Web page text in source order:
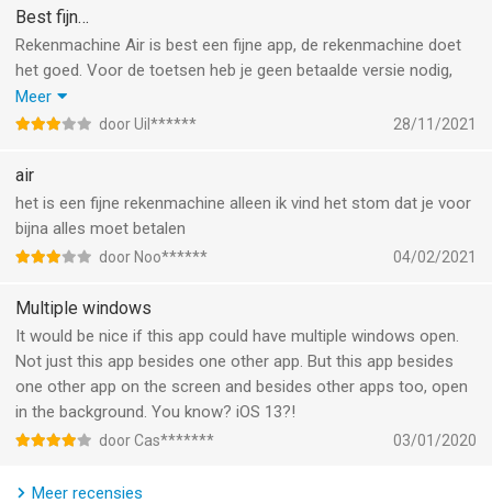
---
Het abonnement wordt in rekening gebracht via je iTunes-
account bij de bevestiging van de aankoop en wordt
automatisch verlengd, tenzij je het minstens 24 uur vóór het
einde van de huidige periode annuleert. Je kunt je abonnement
Als je je in de Europese Unie bevindt en je je bestelling wilt
annuleren, heb je daar 14 dagen de tijd voor. Volg de stappen
die worden aangegeven in de Apple App Store. Let op: als je de
(bijvoorbeeld door de app te openen en te gebruiken), kun je je
bestelling niet annuleren en krijg je geen terugbetaling.
Verbind met ons via:
Web: https://airapps.co
LinkedIn: https://www.linkedin.com/company/airapps
Facebook: https://www.facebook.com/airappsco
Best fijn…
Rekenmachine Air is best een fijne app, de rekenmachine doet
het goed. Voor de toetsen heb je geen betaalde versie nodig,
maar helaas wel voor andere hele fijne voordelen. Licht thema
kan ook alleen maar met een abonnement, supervervelend want
app gebruikt, gevraagd wordt om een abonnement op de
betaalde versie te nemen. Fijn als je op zoek bent naar een
rekenmachine, maar niet heel gebruiksvriendelijk.
Meer
door Uil****** 28/11/2021
air
het is een fijne rekenmachine alleen ik vind het stom dat je voor
bijna alles moet betalen
door Noo****** 04/02/2021
Multiple windows
It would be nice if this app could have multiple windows open.
Not just this app besides one other app. But this app besides
one other app on the screen and besides other apps too, open
in the background. You know? iOS 13?!
door Cas******* 03/01/2020
Meer recensies